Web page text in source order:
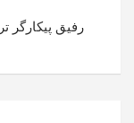
رفیق پیکارگر